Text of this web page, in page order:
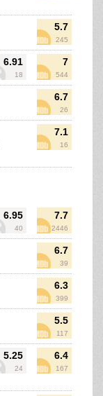
5.7
245
6.91
18
7
544
6.7
26
7.1
16
6.95
40
7.7
2446
6.7
39
6.3
399
5.5
117
5.25
24
6.4
167